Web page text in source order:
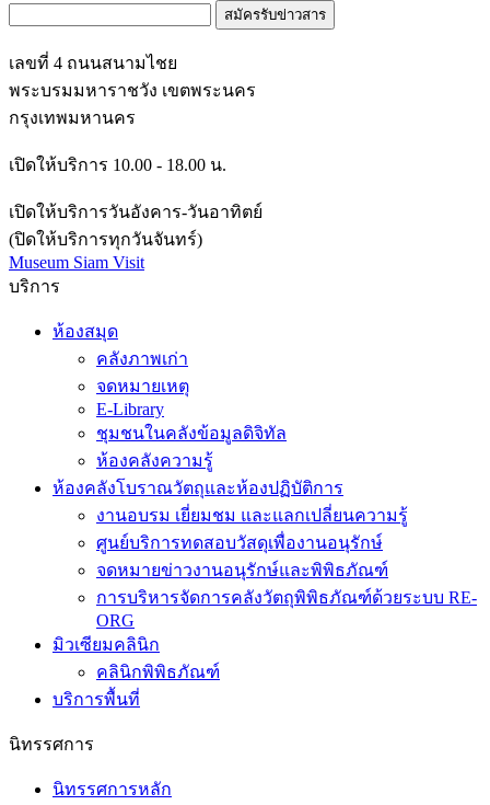
สมัครรับข่าวสาร
เลขที่ 4 ถนนสนามไชย
พระบรมมหาราชวัง เขตพระนคร
กรุงเทพมหานคร
เปิดให้บริการ 10.00 - 18.00 น.
เปิดให้บริการวันอังคาร-วันอาทิตย์
(ปิดให้บริการทุกวันจันทร์)
Museum Siam Visit
บริการ
ห้องสมุด
คลังภาพเก่า
จดหมายเหตุ
E-Library
ชุมชนในคลังข้อมูลดิจิทัล
ห้องคลังความรู้
ห้องคลังโบราณวัตถุและห้องปฏิบัติการ
งานอบรม เยี่ยมชม และแลกเปลี่ยนความรู้
ศูนย์บริการทดสอบวัสดุเพื่องานอนุรักษ์
จดหมายข่าวงานอนุรักษ์และพิพิธภัณฑ์
การบริหารจัดการคลังวัตถุพิพิธภัณฑ์ด้วยระบบ RE-
ORG
มิวเซียมคลินิก
คลินิกพิพิธภัณฑ์
บริการพื้นที่
นิทรรศการ
นิทรรศการหลัก